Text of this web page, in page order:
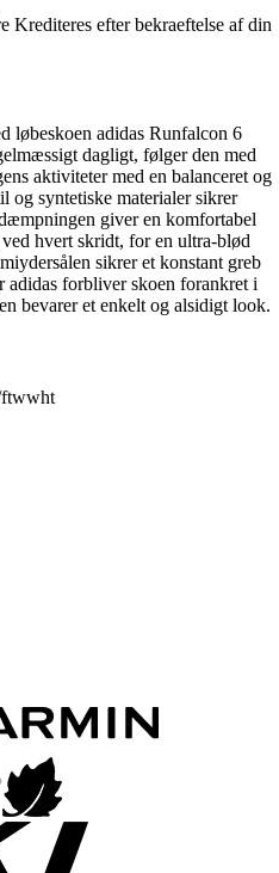
Krediteres efter bekraeftelse af din
løbeskoen adidas Runfalcon 6
dagligt, følger den med
aktiviteter med en balanceret og
og syntetiske materialer sikrer
giver en komfortabel
hvert skridt, for en ultra-blød
sikrer et konstant greb
adidas forbliver skoen forankret i
bevarer et enkelt og alsidigt look.
ftwwht